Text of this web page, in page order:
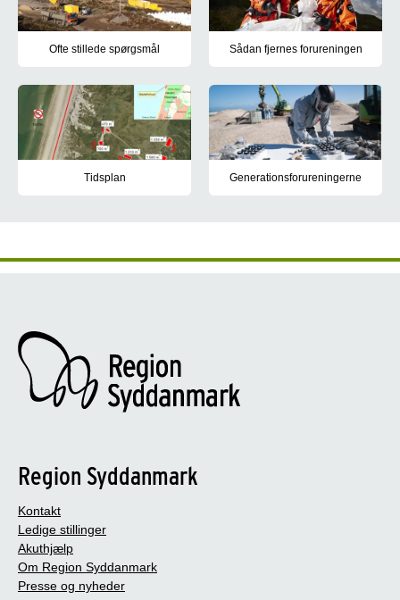
Ofte stillede spørgsmål Sådan fjernes forureningen
Tidsplan Generationsforureningerne
Region Syddanmark
Kontakt
Ledige stillinger
Akuthjælp
Om Region Syddanmark
Presse og nyheder